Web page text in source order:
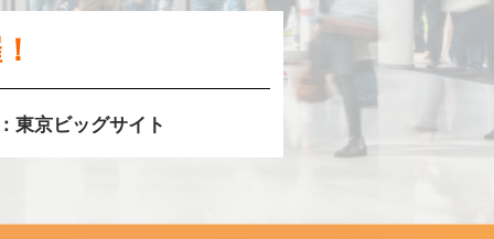
東京ビッグサイト